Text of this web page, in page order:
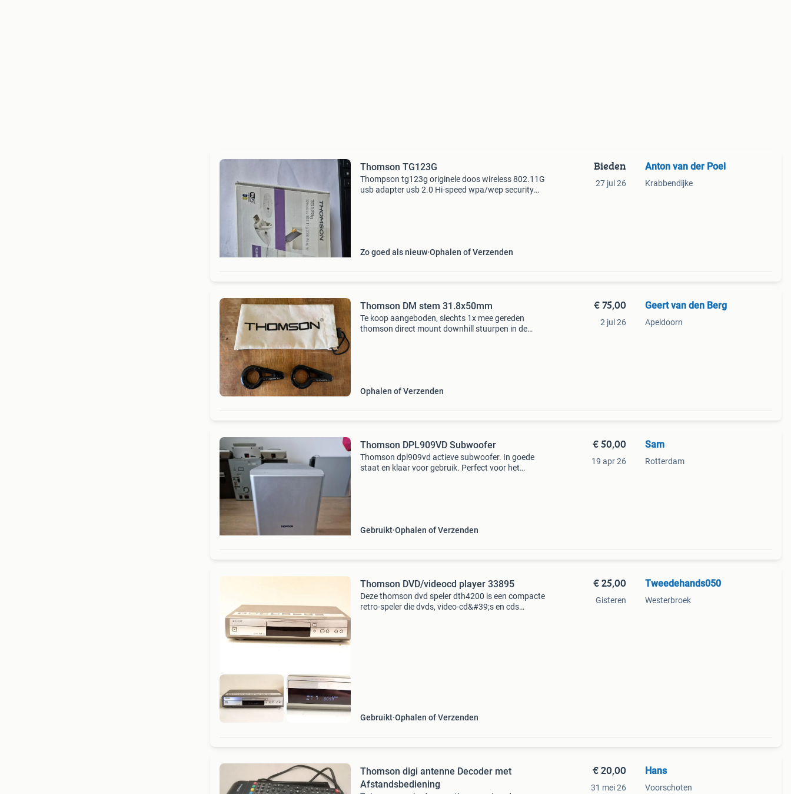
Thomson TG123G
Thompson tg123g originele doos wireless 802.11G
usb adapter usb 2.0 Hi-speed wpa/wep security
Zo goed als nieuw Ophalen of Verzenden
Bieden
27 jul 26
Anton van der Poel
Krabbendijke
Thomson DM stem 31.8x50mm
Te koop aangeboden, slechts 1x mee gereden
thomson direct mount downhill stuurpen in de
Ophalen of Verzenden
€ 75,00
2 jul 26
Geert van den Berg
Apeldoorn
Thomson DPL909VD Subwoofer
Thomson dpl909vd actieve subwoofer. In goede
staat en klaar voor gebruik. Perfect voor het
Gebruikt Ophalen of Verzenden
€ 50,00
19 apr 26
Sam
Rotterdam
Thomson DVD/videocd player 33895
Deze thomson dvd speler dth4200 is een compacte
retro-speler die dvds, video-cd&#39;s en cds
Gebruikt Ophalen of Verzenden
€ 25,00
Gisteren
Tweedehands050
Westerbroek
Thomson digi antenne Decoder met
Afstandsbediening
€ 20,00
31 mei 26
Hans
Voorschoten